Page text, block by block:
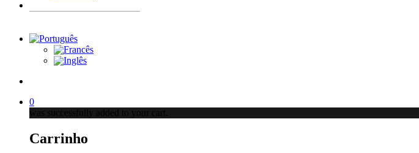
0
was successfully added to your cart.
Carrinho